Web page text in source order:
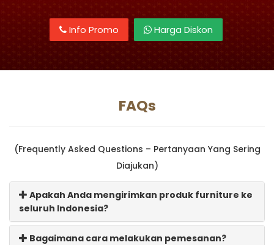
Info Promo Harga Diskon
FAQs
(Frequently Asked Questions – Pertanyaan Yang Sering
Diajukan)
Apakah Anda mengirimkan produk furniture ke
seluruh Indonesia?
Bagaimana cara melakukan pemesanan?